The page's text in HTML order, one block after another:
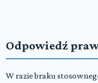
Odpowiedź
W razie braku